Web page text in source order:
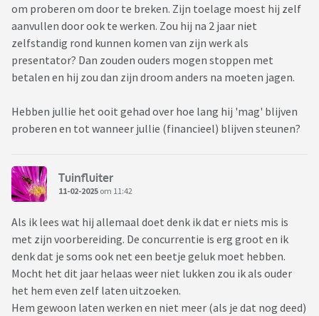
om proberen om door te breken. Zijn toelage moest hij zelf
aanvullen door ook te werken. Zou hij na 2 jaar niet
zelfstandig rond kunnen komen van zijn werk als
presentator? Dan zouden ouders mogen stoppen met
betalen en hij zou dan zijn droom anders na moeten jagen.
Hebben jullie het ooit gehad over hoe lang hij 'mag' blijven
proberen en tot wanneer jullie (financieel) blijven steunen?
Tuinfluiter
11-02-2025 om 11:42
Als ik lees wat hij allemaal doet denk ik dat er niets mis is
met zijn voorbereiding. De concurrentie is erg groot en ik
denk dat je soms ook net een beetje geluk moet hebben.
Mocht het dit jaar helaas weer niet lukken zou ik als ouder
het hem even zelf laten uitzoeken.
Hem gewoon laten werken en niet meer (als je dat nog deed)